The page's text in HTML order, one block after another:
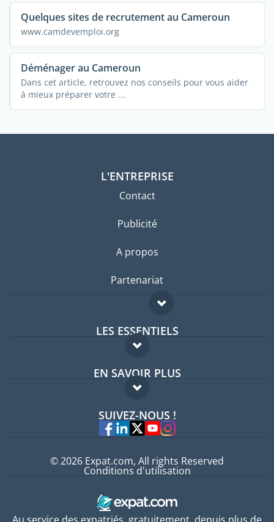
Quelques sites de recrutement au Cameroun
www.camdevemploi.org
Déménager au Cameroun
Dans cet article, retrouvez nos conseils pour vous aider
à mieux préparer votre ...
L'ENTREPRISE
Contact
Publicité
A propos
Partenariat
LES ESSENTIELS
Forum expatriés
Guides pays
EN SAVOIR PLUS
FAQ
Experts
SUIVEZ-NOUS !
© 2026 Expat.com, All rights Reserved
Conditions d'utilisation